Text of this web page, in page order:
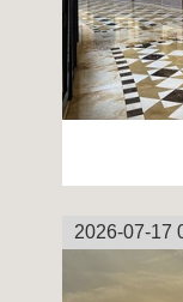
2026-07-17